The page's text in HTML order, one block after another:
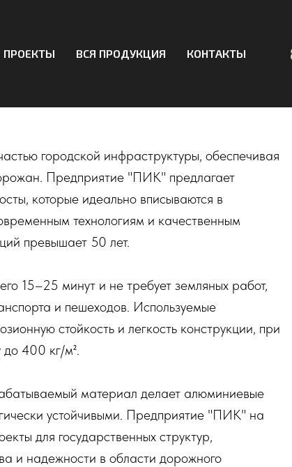
ПРОЕКТЫ ВСЯ ПРОДУКЦИЯ КОНТАКТЫ
городской инфраструктуры, обеспечивая
Предприятие "ПИК" предлагает
которые идеально вписываются в
технологиям и качественным
превышает 50 лет.
15–25 минут и не требует земляных работ,
и пешеходов. Используемые
стойкость и легкость конструкции, при
до 400 кг/м².
материал делает алюминиевые
устойчивыми. Предприятие "ПИК" на
для государственных структур,
и надежности в области дорожного